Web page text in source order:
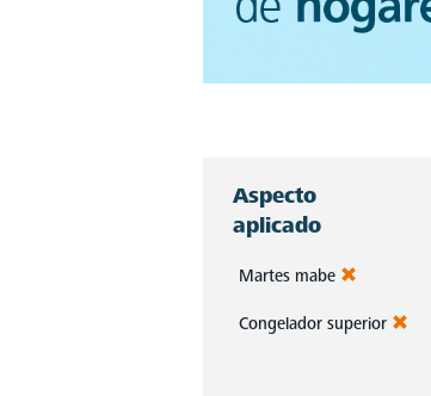
Aspecto
aplicado
Martes mabe
Congelador superior